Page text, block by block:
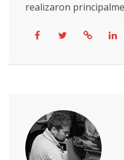
realizaron